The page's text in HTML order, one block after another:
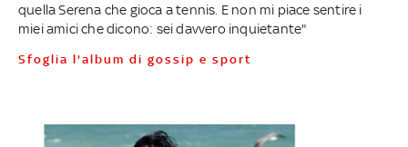
quella Serena che gioca a tennis. E non mi piace sentire i
miei amici che dicono: sei davvero inquietante"
Sfoglia l'album di gossip e sport